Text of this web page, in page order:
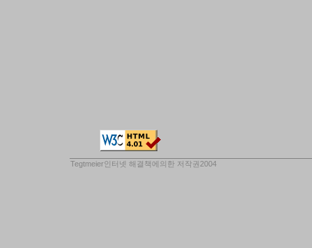
Tegtmeier인터넷 해결책 에의한 저작권2004